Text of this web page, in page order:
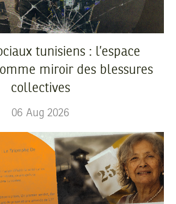
tunisiens : l’espace
miroir des blessures
collectives
06 Aug 2026